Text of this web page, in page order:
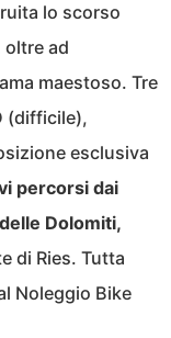
lo scorso
oltre ad
maestoso. Tre
(difficile),
esclusiva
percorsi dai
Dolomiti,
di Ries. Tutta
Noleggio Bike